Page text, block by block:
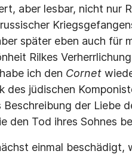
aber lesbar, nicht nur
später eben auch für
Rilkes
ich den Cornet
jüdischen
der Liebe
den Tod ihres Sohnes
einmal beschädigt,